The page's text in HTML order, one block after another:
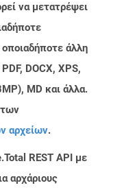
να μετατρέψει
άλλη
DOCX, XPS,
MD και άλλα.
των
αρχείων.
REST API με
αρχάριους